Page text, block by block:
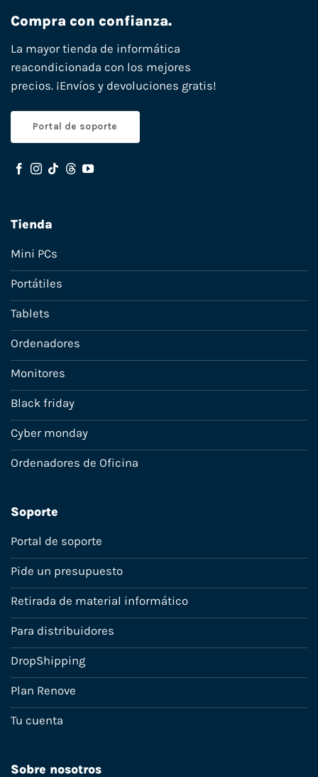
Compra con confianza.
La mayor tienda de informática
reacondicionada con los mejores
precios. ¡Envíos y devoluciones gratis!
Portal de soporte
Tienda
Mini PCs
Portátiles
Tablets
Ordenadores
Monitores
Black friday
Cyber monday
Ordenadores de Oficina
Soporte
Portal de soporte
Pide un presupuesto
Retirada de material informático
Para distribuidores
DropShipping
Plan Renove
Tu cuenta
Sobre nosotros